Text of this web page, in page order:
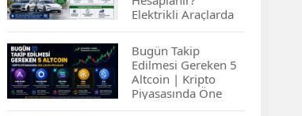
Elektrikli Araçlarda
MTV Nasıl
Hesaplanır? MTV
Borcu Nasıl
Sorgulanır?
Bugün Takip
Edilmesi Gereken 5
Altcoin | Kripto
Piyasasında Öne
Çıkan Projeler